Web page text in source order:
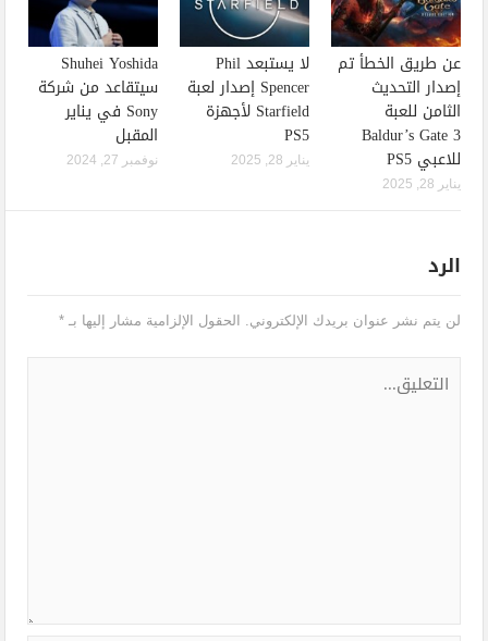
عن طريق الخطأ تم
إصدار التحديث
الثامن للعبة
Baldur’s Gate 3
للاعبي PS5
يناير 28, 2025
لا يستبعد Phil
Spencer إصدار لعبة
Starfield لأجهزة
PS5
يناير 28, 2025
Shuhei Yoshida
سيتقاعد من شركة
Sony في يناير
المقبل
نوفمبر 27, 2024
الرد
لن يتم نشر عنوان بريدك الإلكتروني. الحقول الإلزامية مشار إليها بـ*